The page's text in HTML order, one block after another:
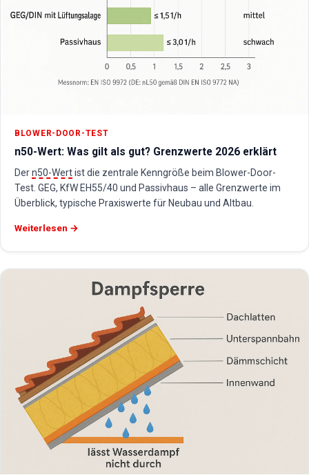
BLOWER-DOOR-TEST
n50-Wert: Was gilt als gut? Grenzwerte 2026 erklärt
Dern50-Wertist die zentrale Kenngröße beim Blower-Door-
Test. GEG, KfW EH55/40 und Passivhaus – alle Grenzwerte im
Überblick, typische Praxiswerte für Neubau und Altbau.
Weiterlesen →